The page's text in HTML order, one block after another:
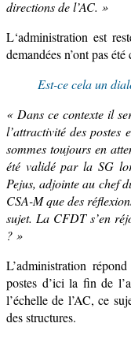
directions de l’AC. »
L‘administrationest
demandées n’ont pas
Est-ce cela un
« Dans ce contexte il
l’attractivité des postes
sommes toujours en
été validé par la SG
Pejus, adjointe au chef
CSA-M que des
sujet. La CFDT s’en
? »
L’administration
postes d’ici la fin de
l’échelle de l’AC, ce
des structures.